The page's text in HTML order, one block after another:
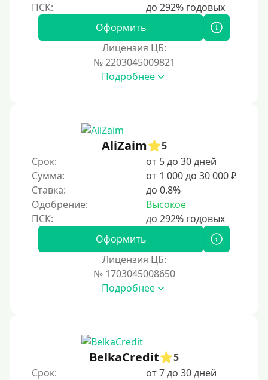
На полгода
10 месяцев
5 лет
Краткосрочные
Долгосрочные
Принятие решения
За час
Оформить
Лицензия ЦБ:
№ 2203045009821
Подробнее
AliZaim
5
Срок:
от 5 до 30 дней
Сумма:
от 1 000 до 30 000 ₽
Ставка:
до 0.8%
Одобрение:
Высокое
Оформить
Лицензия ЦБ:
№ 1703045008650
Подробнее
BelkaCredit
5
Срок:
от 7 до 30 дней